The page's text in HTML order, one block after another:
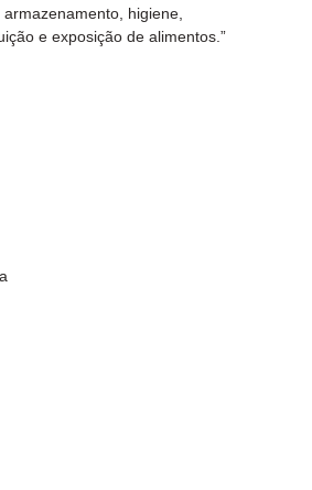
higiene,
e exposição de alimentos.”